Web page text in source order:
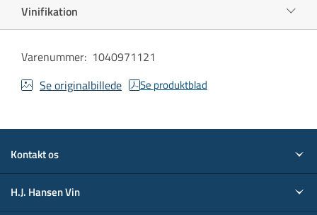
Vinifikation
Varenummer: 1040971121
Se originalbillede
Se produktblad
Kontakt os
H.J. Hansen Vin